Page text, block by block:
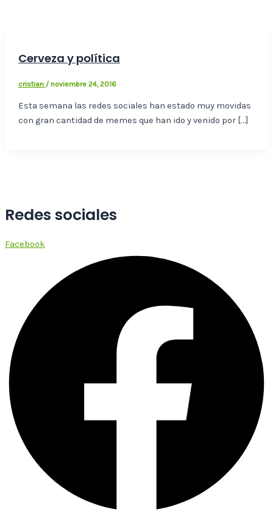
Cerveza y política
cristian / noviembre 24, 2016
Esta semana las redes sociales han estado muy movidas
con gran cantidad de memes que han ido y venido por […]
Redes sociales
Facebook